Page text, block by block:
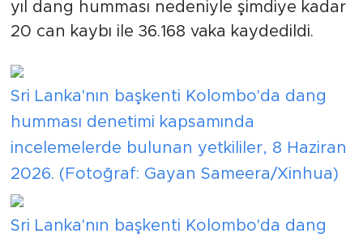
yıl dang humması nedeniyle şimdiye kadar
20 can kaybı ile 36.168 vaka kaydedildi.
Sri Lanka'nın başkenti Kolombo'da dang
humması denetimi kapsamında
incelemelerde bulunan yetkililer, 8 Haziran
2026. (Fotoğraf: Gayan Sameera/Xinhua)
Sri Lanka'nın başkenti Kolombo'da dang